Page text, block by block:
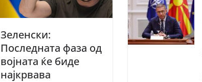
Зеленски:
Последната фаза од
војната ќе биде
најкрвава